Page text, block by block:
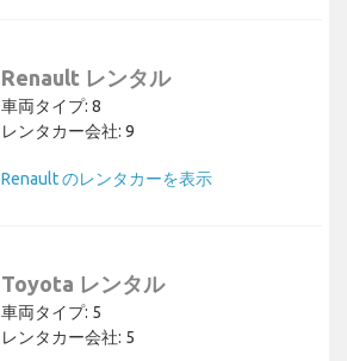
Renault レンタル
車両タイプ: 8
レンタカー会社: 9
Renault のレンタカーを表示
Toyota レンタル
車両タイプ: 5
レンタカー会社: 5